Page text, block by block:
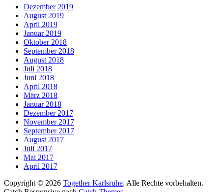
Dezember 2019
August 2019
April 2019
Januar 2019
Oktober 2018
September 2018
August 2018
Juli 2018
Juni 2018
April 2018
März 2018
Januar 2018
Dezember 2017
November 2017
September 2017
August 2017
Juli 2017
Mai 2017
April 2017
Copyright © 2026 Together Karlsruhe. Alle Rechte vorbehalten. |